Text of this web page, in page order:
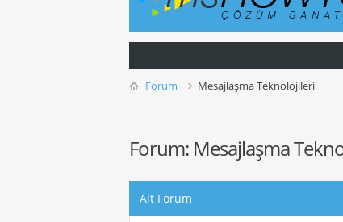
Forum Mesajlaşma Teknolojileri
Forum: Mesajlaşma
Alt Forum